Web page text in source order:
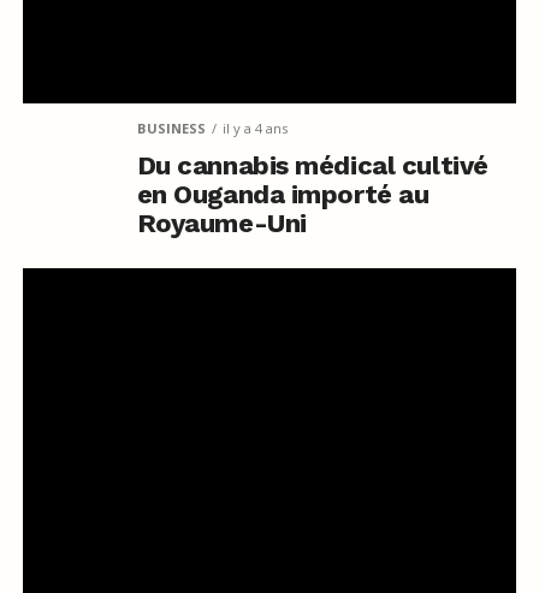
BUSINESS il y a 4 ans
Du cannabis médical cultivé
en Ouganda importé au
Royaume-Uni